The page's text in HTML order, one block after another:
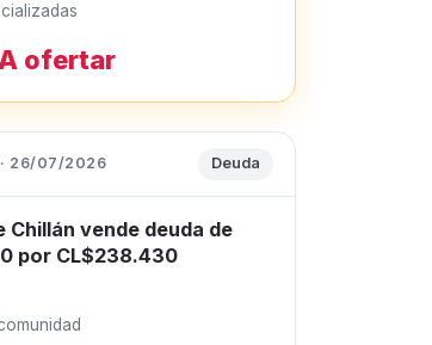
ofertar
26/07/2026 Deuda
Chillán vende deuda de
por CL$238.430